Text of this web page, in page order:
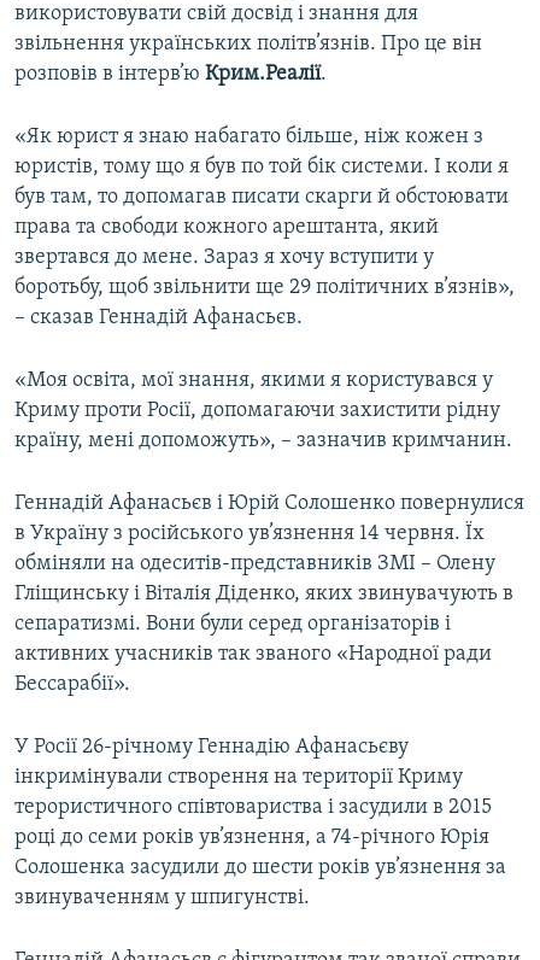
використовувати свій досвід і знання для
звільнення українських політв’язнів. Про це він
розповів в інтерв’ю Крим.Реалії.
«Як юрист я знаю набагато більше, ніж кожен з
юристів, тому що я був по той бік системи. І коли я
був там, то допомагав писати скарги й обстоювати
права та свободи кожного арештанта, який
звертався до мене. Зараз я хочу вступити у
боротьбу, щоб звільнити ще 29 політичних в’язнів»,
– сказав Геннадій Афанасьєв.
«Моя освіта, мої знання, якими я користувався у
Криму проти Росії, допомагаючи захистити рідну
країну, мені допоможуть», – зазначив кримчанин.
Геннадій Афанасьєв і Юрій Солошенко повернулися
в Україну з російського ув’язнення 14 червня. Їх
обміняли на одеситів-представників ЗМІ – Олену
Гліщинську і Віталія Діденко, яких звинувачують в
сепаратизмі. Вони були серед організаторів і
активних учасників так званого «Народної ради
Бессарабії».
У Росії 26-річному Геннадію Афанасьєву
інкримінували створення на території Криму
терористичного співтовариства і засудили в 2015
році до семи років ув’язнення, а 74-річного Юрія
Солошенка засудили до шести років ув’язнення за
звинуваченням у шпигунстві.